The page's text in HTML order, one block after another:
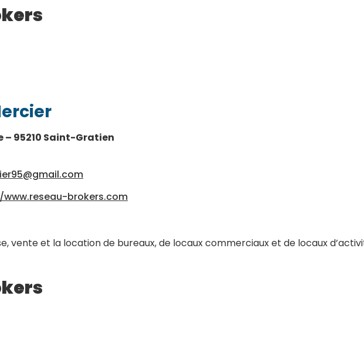
– 95210 Saint-Gratien
brokers.com
vente et la location de bureaux, de locaux commerciaux et de locaux